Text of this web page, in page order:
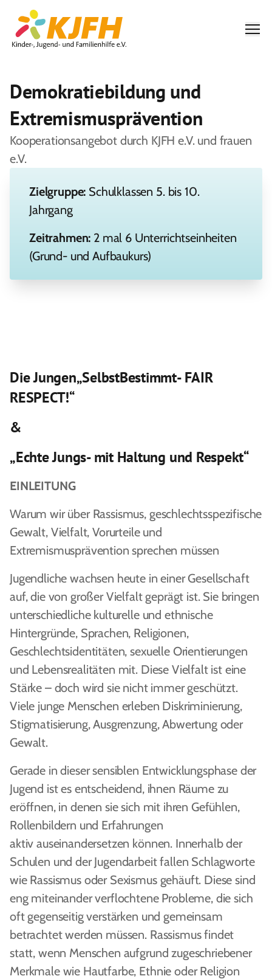
Demokratiebildung und
Extremismusprävention
Kooperationsangebot durch KJFH e.V. und frauen
e.V.
Zielgruppe: Schulklassen 5. bis 10.
Jahrgang
Zeitrahmen: 2 mal 6 Unterrichtseinheiten
(Grund- und Aufbaukurs)
Die Jungen„SelbstBestimmt- FAIR
RESPECT!“
&
„Echte Jungs- mit Haltung und Respekt“
EINLEITUNG
Warum wir über Rassismus, geschlechtsspezifische
Gewalt, Vielfalt, Vorurteile und
Extremismusprävention sprechen müssen
Jugendliche wachsen heute in einer Gesellschaft
auf, die von großer Vielfalt geprägt ist. Sie bringen
unterschiedliche kulturelle und ethnische
Hintergründe, Sprachen, Religionen,
Geschlechtsidentitäten, sexuelle Orientierungen
und Lebensrealitäten mit. Diese Vielfalt ist eine
Stärke – doch wird sie nicht immer geschützt.
Viele junge Menschen erleben Diskriminierung,
Stigmatisierung, Ausgrenzung, Abwertung oder
Gewalt.
Gerade in dieser sensiblen Entwicklungsphase der
Jugend ist es entscheidend, ihnen Räume zu
eröffnen, in denen sie sich mit ihren Gefühlen,
Rollenbildern und Erfahrungen
aktiv auseinandersetzen können. Innerhalb der
Schulen und der Jugendarbeit fallen Schlagworte
wie Rassismus oder Sexismus gehäuft. Diese sind
eng miteinander verflochtene Probleme, die sich
oft gegenseitig verstärken und gemeinsam
betrachtet werden müssen. Rassismus findet
statt, wenn Menschen aufgrund zugeschriebener
Merkmale wie Hautfarbe, Ethnie oder Religion